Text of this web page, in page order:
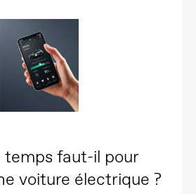
temps faut-il pour
voiture électrique ?